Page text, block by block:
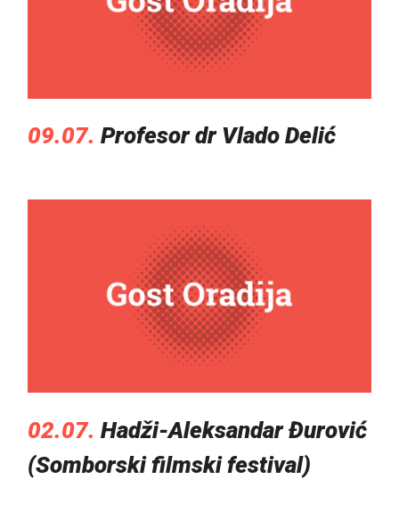
09.07. Profesor dr Vlado Delić
02.07. Hadži-Aleksandar Đurović
(Somborski filmski festival)